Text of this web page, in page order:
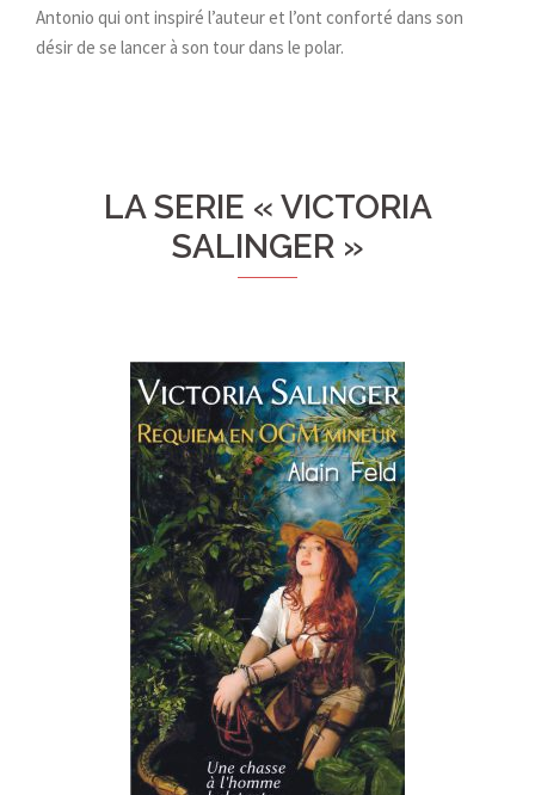
Antonio qui ont inspiré l’auteur et l’ont conforté dans son
désir de se lancer à son tour dans le polar.
LA SERIE « VICTORIA
SALINGER »